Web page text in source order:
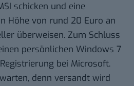
schicken und eine
Höhe von rund 20 Euro an
überweisen. Zum Schluss
persönlichen Windows 7
bei Microsoft.
denn versandt wird